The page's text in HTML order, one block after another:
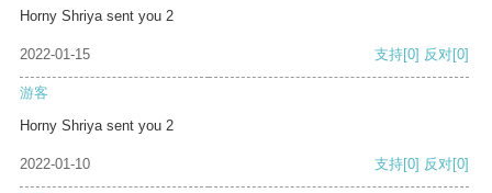
Horny Shriya sent you 2
2022-01-15 支持[0] 反对[0]
游客
Horny Shriya sent you 2
2022-01-10 支持[0] 反对[0]